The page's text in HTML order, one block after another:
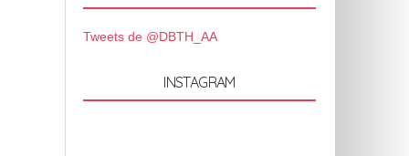
Tweets de @DBTH_AA
INSTAGRAM